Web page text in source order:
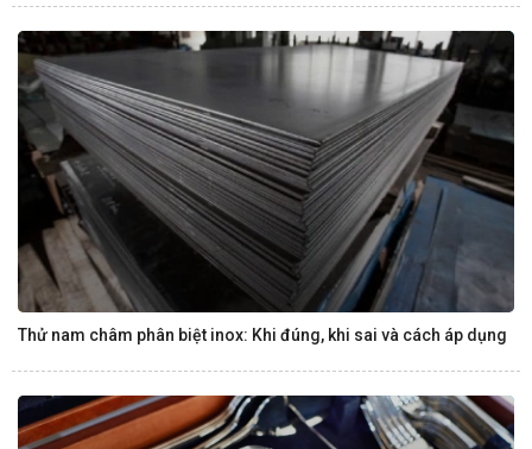
Thử nam châm phân biệt inox: Khi đúng, khi sai và cách áp dụng